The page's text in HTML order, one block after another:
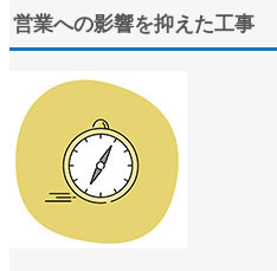
営業への影響を抑えた工事